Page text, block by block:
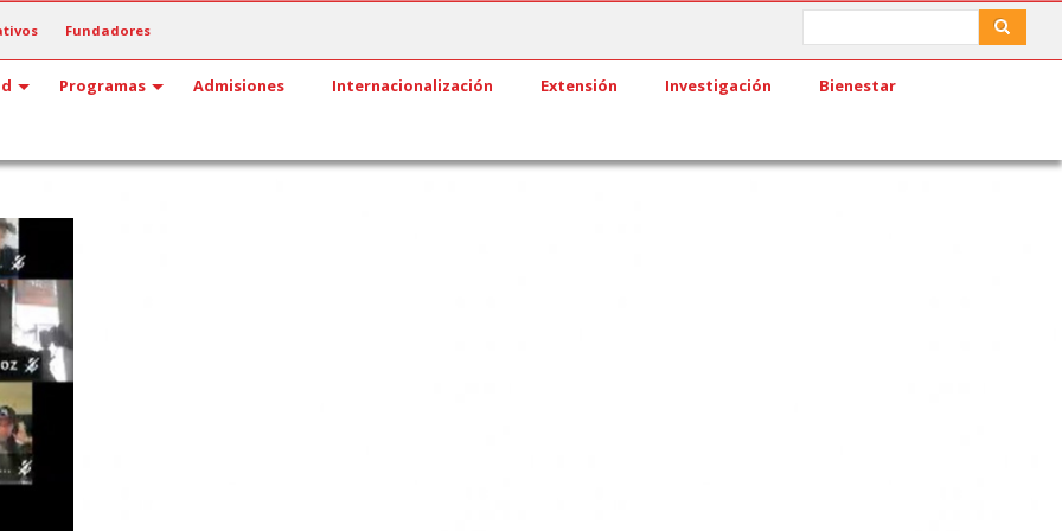
Fundadores
Programas Admisiones Internacionalización Extensión Investigación Bienestar